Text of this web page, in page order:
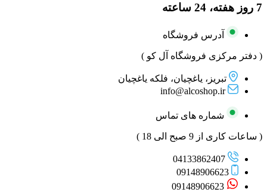
7 روز هفته، 24 ساعته
آدرس فروشگاه
( دفتر مرکزی فروشگاه آل کو )
تبریز، یاغچیان، فلکه یاغچیان
info@alcoshop.ir
شماره های تماس
( ساعات کاری از 9 صبح الی 18 )
04133862407
09148906623
09148906623